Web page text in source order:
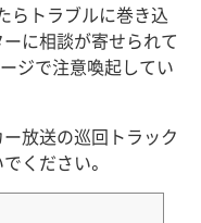
らトラブルに巻き込
に相談が寄せられて
ジで注意喚起してい
放送の巡回トラック
ください。